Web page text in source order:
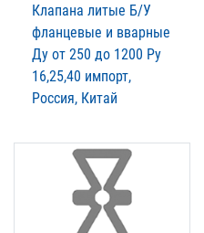
Клапана литые Б/У
фланцевые и вварные
Ду от 250 до 1200 Ру
16,25,40 импорт,
Россия, Китай